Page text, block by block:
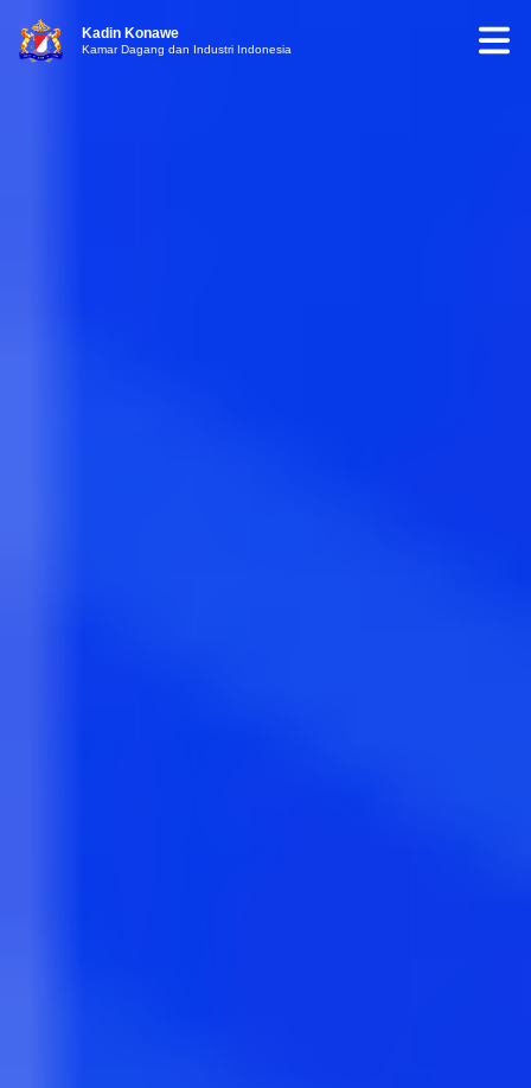
Kadin Konawe
Kamar Dagang dan Industri Indonesia